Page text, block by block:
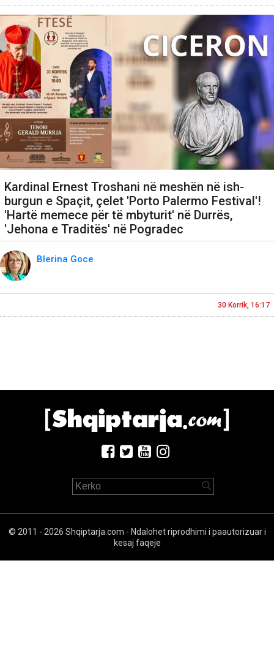
Kardinal Ernest Troshani në meshën në ish-
burgun e Spaçit, çelet 'Porto Palermo Festival'!
'Hartë memece për të mbyturit' në Durrës,
'Jehona e Traditës' në Pogradec
Blerina Goce
30 Korrik, 16:17
© 2011 - 2026 Shqiptarja.com - Ndalohet riprodhimi i paautorizuar i
kesaj faqeje